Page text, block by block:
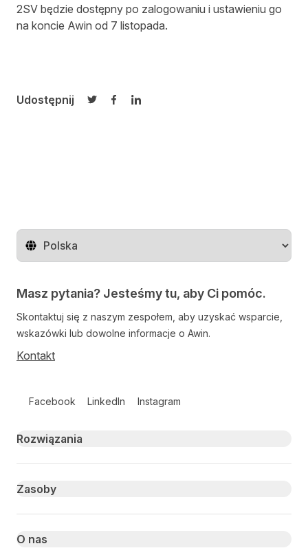
2SV będzie dostępny po zalogowaniu i ustawieniu go
na koncie Awin od 7 listopada.
Udostępnij
Udostępnij na Twitterze
Udostępnij na Facebooku
Udostępnij na LinkedIn
Zmień region
Masz pytania? Jesteśmy tu, aby Ci pomóc.
Skontaktuj się z naszym zespołem, aby uzyskać wsparcie,
wskazówki lub dowolne informacje o Awin.
Kontakt
Facebook LinkedIn Instagram
Primary footer navigation
Rozwiązania
Zasoby
O nas